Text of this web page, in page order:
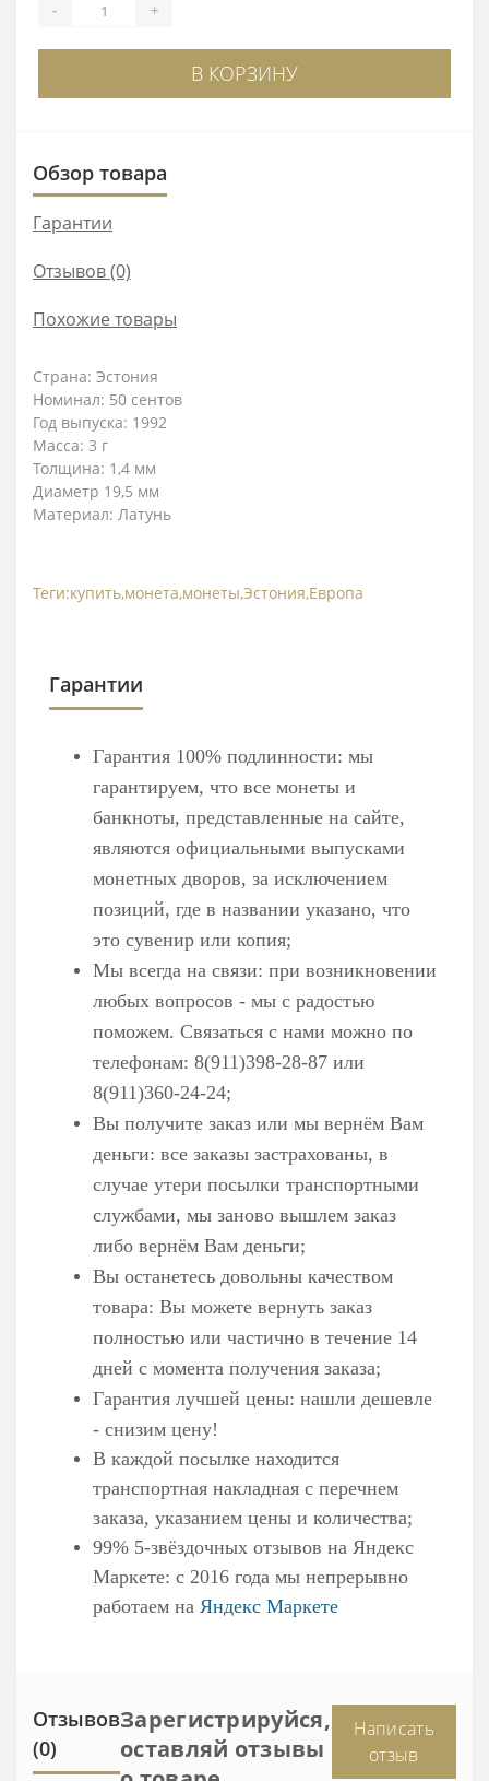
- +
В КОРЗИНУ
Обзор товара
Гарантии
Отзывов (0)
Похожие товары
Страна: Эстония
Номинал: 50 сентов
Год выпуска: 1992
Масса: 3 г
Толщина: 1,4 мм
Диаметр 19,5 мм
Материал: Латунь
Теги:купить,монета,монеты,Эстония,Европа
Гарантии
Гарантия 100% подлинности: мы
гарантируем, что все монеты и
банкноты, представленные на сайте,
являются официальными выпусками
монетных дворов, за исключением
позиций, где в названии указано, что
это сувенир или копия;
Мы всегда на связи: при возникновении
любых вопросов - мы с радостью
поможем. Связаться с нами можно по
телефонам: 8(911)398-28-87 или
8(911)360-24-24;
Вы получите заказ или мы вернём Вам
деньги: все заказы застрахованы, в
случае утери посылки транспортными
службами, мы заново вышлем заказ
либо вернём Вам деньги;
Вы останетесь довольны качеством
товара: Вы можете вернуть заказ
полностью или частично в течение 14
дней с момента получения заказа;
Гарантия лучшей цены: нашли дешевле
- снизим цену!
В каждой посылке находится
транспортная накладная с перечнем
заказа, указанием цены и количества;
99% 5-звёздочных отзывов на Яндекс
Маркете: с 2016 года мы непрерывно
работаем на Яндекс Маркете
Отзывов
(0)
Зарегистрируйся,
оставляй отзывы
Написать
отзыв